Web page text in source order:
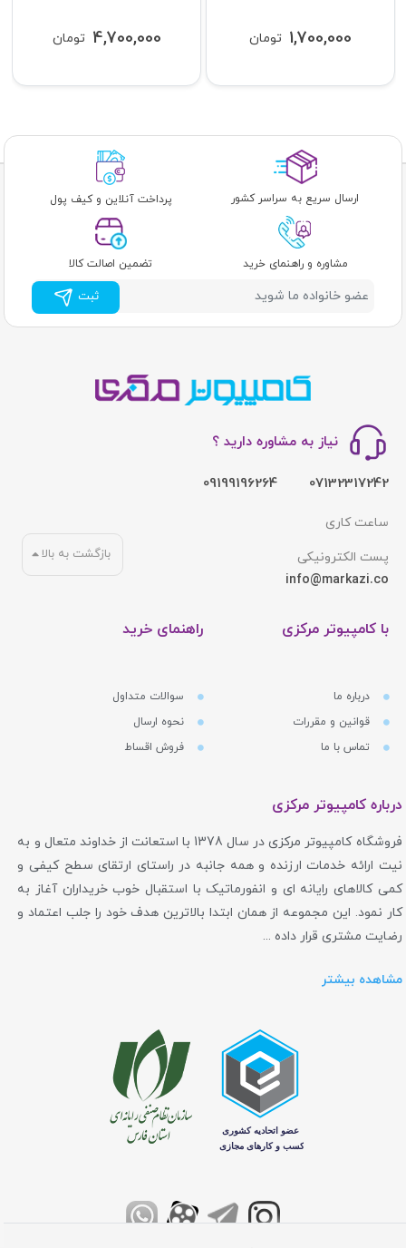
تومان 4,700,000 تومان 1,700,000
ارسال سریع به سراسر کشور پرداخت آنلاین و کیف پول
مشاوره و راهنمای خرید تضمین اصالت کالا
ثبت
نیاز به مشاوره دارید ؟
07132317242
09199196264
ساعت کاری
پست الکترونیکی
info@markazi.co
با کامپیوتر مرکزی
درباره ما
قوانین و مقررات
تماس با ما
راهنمای خرید
سوالات متداول
نحوه ارسال
فروش اقساط
بازگشت به بالا
درباره کامپیوتر مرکزی
فروشگاه کامپیوتر مرکزی در سال 1378 با استعانت از خداوند متعال و به
نیت ارائه خدمات ارزنده و همه جانبه در راستای ارتقای سطح کیفی و
کمی کالاهای رایانه ای و انفورماتیک با استقبال خوب خریداران آغاز به
کار نمود. این مجموعه از همان ابتدا بالاترین هدف خود را جلب اعتماد و
رضایت مشتری قرار داده ...
مشاهده بیشتر